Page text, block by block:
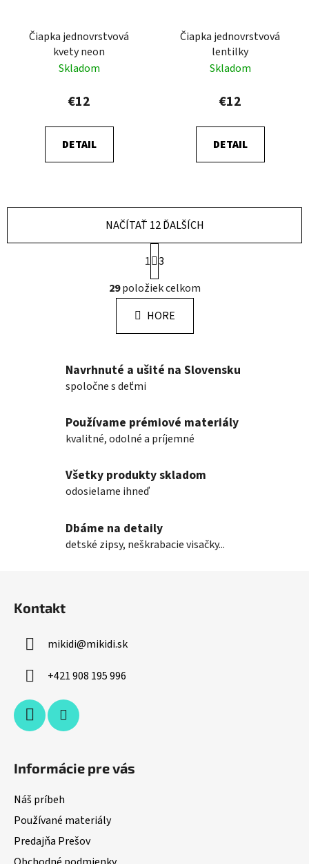
Čiapka jednovrstvová
kvety neon
Skladom
€12
DETAIL
Čiapka jednovrstvová
lentilky
Skladom
€12
DETAIL
O
v
l
á
d
c
p
r
v
y
p
i
s
NAČÍTAŤ 12 ĎALŠÍCH
S
t
r
á
n
k
n
1 3
29položiek celkom
HORE
Navrhnuté a ušité na Slovensku
spoločne s deťmi
Používame prémiové materiály
kvalitné, odolné a príjemné
Všetky produkty skladom
odosielame ihneď
Dbáme na detaily
detské zipsy, neškrabacie visačky...
Kontakt
mikidi@mikidi.sk
+421 908 195 996
Informácie pre vás
Náš príbeh
Používané materiály
Predajňa Prešov